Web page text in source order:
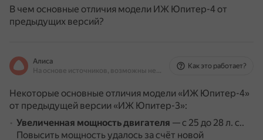
В чем основные отличия модели ИЖ Юпитер-4 от
предыдущих версий?
Алиса
На основе источников, возможны неточности
Как это работает?
Некоторые основные отличия модели «ИЖ Юпитер-4»
от предыдущей версии «ИЖ Юпитер-3»:
Увеличенная мощность двигателя — с 25 до 28 л. с..
Повысить мощность удалось за счёт новой